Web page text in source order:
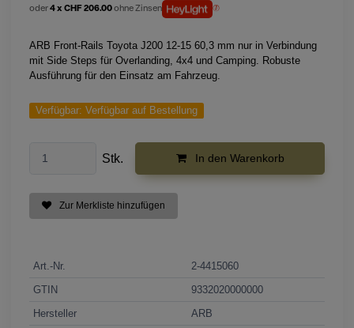
oder4 x CHF 206.00ohne Zinsen
ARB Front-Rails Toyota J200 12-15 60,3 mm nur in Verbindung
mit Side Steps für Overlanding, 4x4 und Camping. Robuste
Ausführung für den Einsatz am Fahrzeug.
Verfügbar: Verfügbar auf Bestellung
Stk. In den Warenkorb
Zur Merkliste hinzufügen
Art.-Nr.
2-4415060
GTIN
9332020000000
Hersteller
ARB